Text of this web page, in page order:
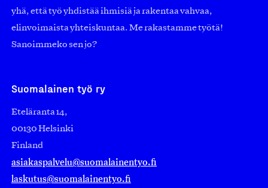
yhä, että työ yhdistää ihmisiä ja rakentaa vahvaa,
elinvoimaista yhteiskuntaa. Me rakastamme työtä!
Sanoimmeko sen jo?
Suomalainen työ ry
Eteläranta 14,
00130 Helsinki
Finland
asiakaspalvelu@suomalainentyo.fi
laskutus@suomalainentyo.fi